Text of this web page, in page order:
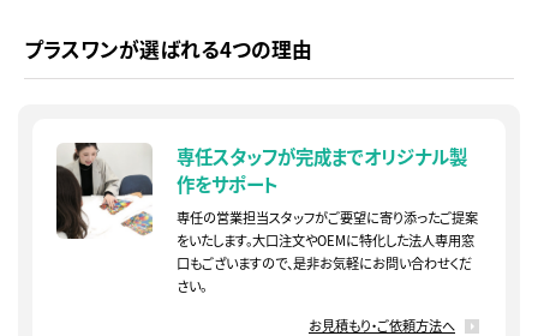
プラスワンが選ばれる4つの理由
専任スタッフが完成までオリジナル製
作をサポート
専任の営業担当スタッフがご要望に寄り添ったご提案
をいたします。大口注文やOEMに特化した法人専用窓
口もございますので、是非お気軽にお問い合わせくだ
さい。
お見積もり・ご依頼方法へ